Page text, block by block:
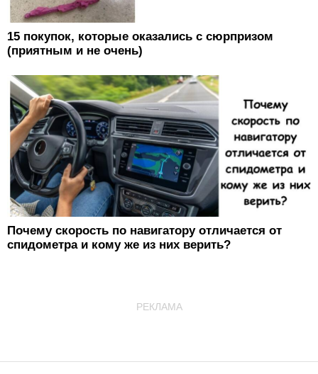
15 покупок, которые оказались с сюрпризом
(приятным и не очень)
Почему скорость по навигатору отличается от
спидометра и кому же из них верить?
РЕКЛАМА